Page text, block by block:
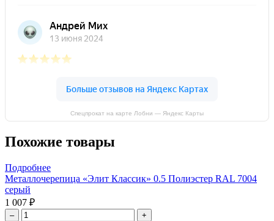
Спецпрокат на карте Лобни — Яндекс Карты
Похожие товары
Подробнее
Металлочерепица «Элит Классик» 0.5 Полиэстер RAL 7004
серый
1 007 ₽
– +